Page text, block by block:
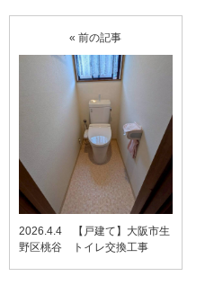
« 前の記事
2026.4.4 【戸建て】大阪市生
野区桃谷 トイレ交換工事